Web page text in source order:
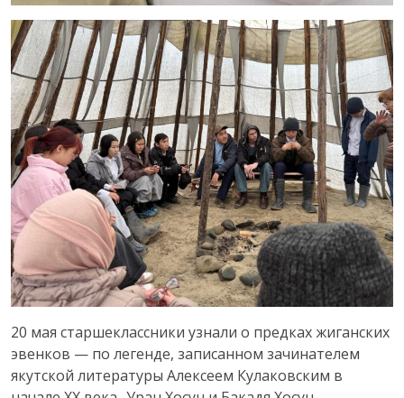
20 мая старшеклассники узнали о предках жиганских
эвенков — по легенде, записанном зачинателем
якутской литературы Алексеем Кулаковским в